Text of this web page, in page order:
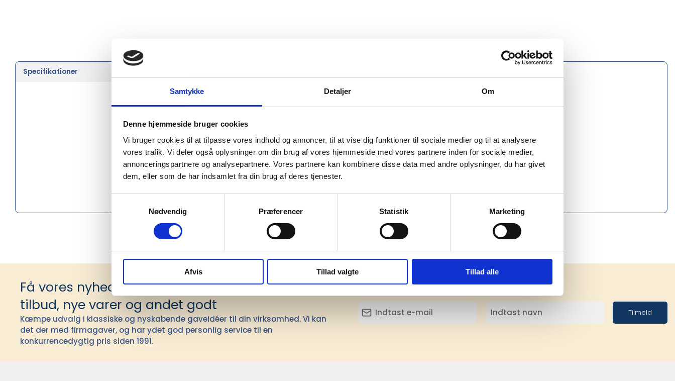
Samtykke Detaljer Om
Denne hjemmeside bruger cookies
Vi bruger cookies til at tilpasse vores indhold og annoncer, til at vise dig funktioner til sociale medier og til at analysere
vores trafik. Vi deler også oplysninger om din brug af vores hjemmeside med vores partnere inden for sociale medier,
annonceringspartnere og analysepartnere. Vores partnere kan kombinere disse data med andre oplysninger, du har givet
dem, eller som de har indsamlet fra din brug af deres tjenester.
Nødvendig
Præferencer Statistik Marketing
Afvis Tillad valgte Tillad alle
Specifikationer
Køn Unisex
Højde (cm) 4,90
Materiale PC plast
Social audit BSCI
Få vores nyhedsbrev med information om
tilbud, nye varer og andet godt
Kæmpe udvalg i klassiske og nyskabende gaveidéer til din virksomhed. Vi kan
det der med firmagaver, og har ydet god personlig service til en
konkurrencedygtig pris siden 1991.
Tilmeld